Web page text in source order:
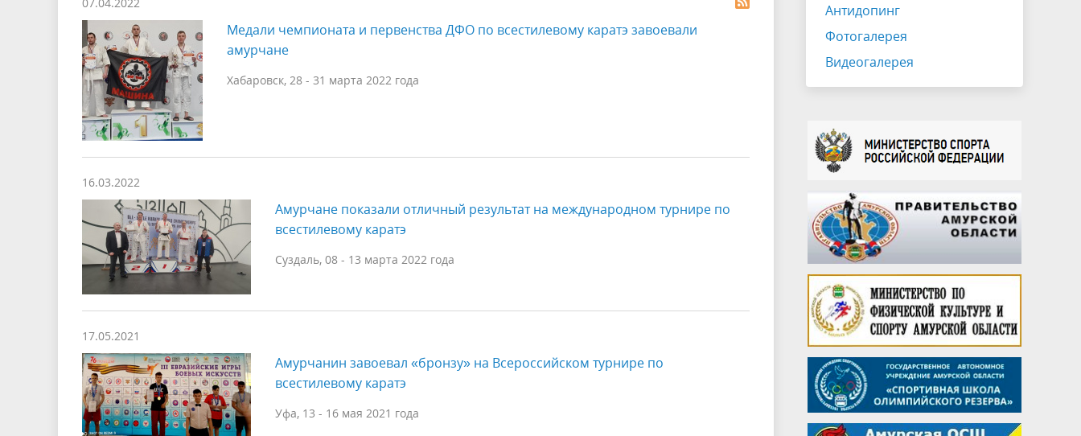
Медали чемпионата и первенства ДФО по всестилевому каратэ завоевали
амурчане
Хабаровск, 28 - 31 марта 2022 года
16.03.2022
Амурчане показали отличный результат на международном турнире по
всестилевому каратэ
Суздаль, 08 - 13 марта 2022 года
17.05.2021
Амурчанин завоевал «бронзу» на Всероссийском турнире по
всестилевому каратэ
Уфа, 13 - 16 мая 2021 года
Антидопинг
Фотогалерея
Видеогалерея